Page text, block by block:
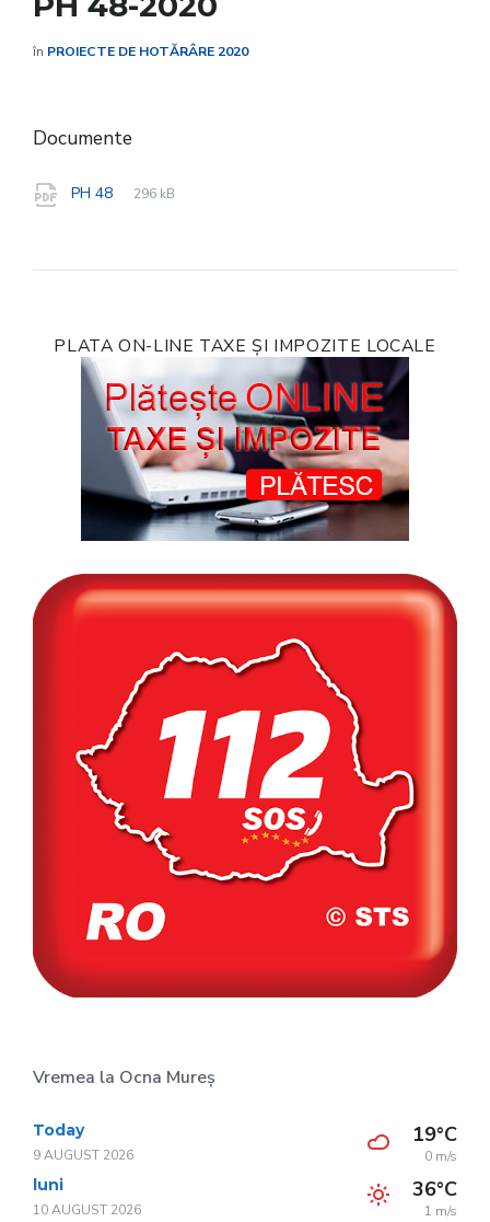
în PROIECTE DE HOTĂRÂRE 2020
Documente
PH 48
File
pdf
File
296 kB
PLATA ON-LINE TAXE ȘI IMPOZITE LOCALE
Vremea la Ocna Mureș
Today
9 AUGUST 2026
19°C
0 m/s
luni
10 AUGUST 2026
36°C
1 m/s